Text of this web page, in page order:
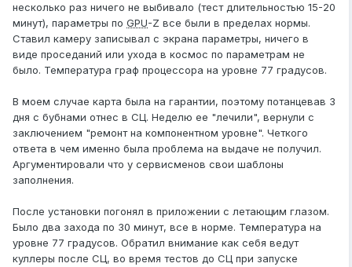
несколько раз ничего не выбивало (тест длительностью 15-20
минут), параметры по GPU-Z все были в пределах нормы.
Ставил камеру записывал с экрана параметры, ничего в
виде проседаний или ухода в космос по параметрам не
было. Температура граф процессора на уровне 77 градусов.
В моем случае карта была на гарантии, поэтому потанцевав 3
дня с бубнами отнес в СЦ. Неделю ее "лечили", вернули с
заключением "ремонт на компонентном уровне". Четкого
ответа в чем именно была проблема на выдаче не получил.
Аргументировали что у сервисменов свои шаблоны
заполнения.
После установки погонял в приложении с летающим глазом.
Было два захода по 30 минут, все в норме. Температура на
уровне 77 градусов. Обратил внимание как себя ведут
куллеры после СЦ, во время тестов до СЦ при запуске